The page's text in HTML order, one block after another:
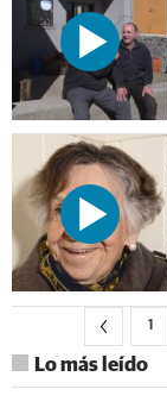
1
Lo más leído